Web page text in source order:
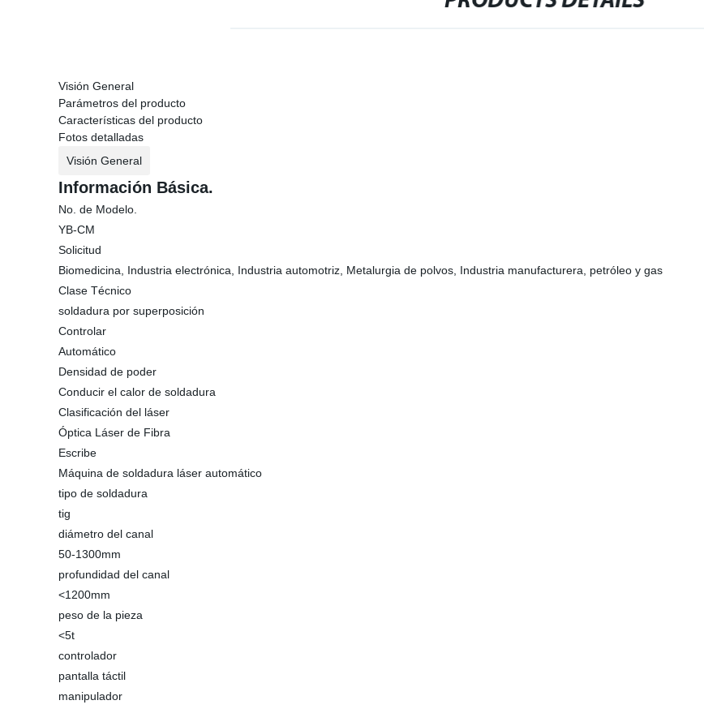
Visión General
Parámetros del producto
Características del producto
Fotos detalladas
Visión General
Información Básica.
No. de Modelo.
YB-CM
Solicitud
Biomedicina, Industria electrónica, Industria automotriz, Metalurgia de polvos, Industria manufacturera, petróleo y gas
Clase Técnico
soldadura por superposición
Controlar
Automático
Densidad de poder
Conducir el calor de soldadura
Clasificación del láser
Óptica Láser de Fibra
Escribe
Máquina de soldadura láser automático
tipo de soldadura
tig
diámetro del canal
50-1300mm
profundidad del canal
<1200mm
peso de la pieza
<5t
controlador
pantalla táctil
manipulador